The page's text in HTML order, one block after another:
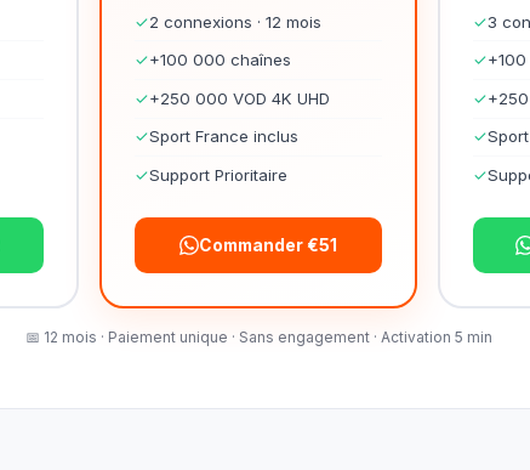
✓2 connexions · 12 mois
✓+100 000 chaînes
✓+250 000 VOD 4K UHD
✓Sport France inclus
✓Support Prioritaire
Commander €51
✓3
✓
✓
✓
✓
📅 12 mois · Paiement unique · Sans engagement · Activation 5 min